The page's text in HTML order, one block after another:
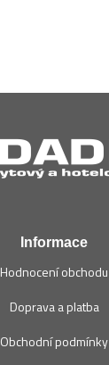
Informace
Hodnocení obchodu
Doprava a platba
Obchodní podmínky